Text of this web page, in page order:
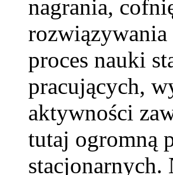
nagrania,
rozwiązywania
proces nauki
pracujących,
aktywności
tutaj ogromną
stacjonarnych.